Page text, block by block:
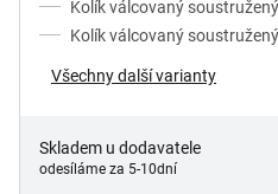
Kolík válcovaný
Kolík válcovaný
Všechny další varianty
Skladem u dodavatele
odesíláme za 5-10dní